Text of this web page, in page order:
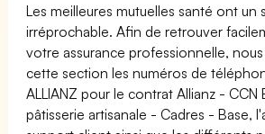
Les meilleures mutuelles santé ont un
irréprochable. Afin de retrouver
votre assurance professionnelle,
cette section les numéros de
ALLIANZ pour le contrat Allianz - CCN
pâtisserie artisanale - Cadres - Base,